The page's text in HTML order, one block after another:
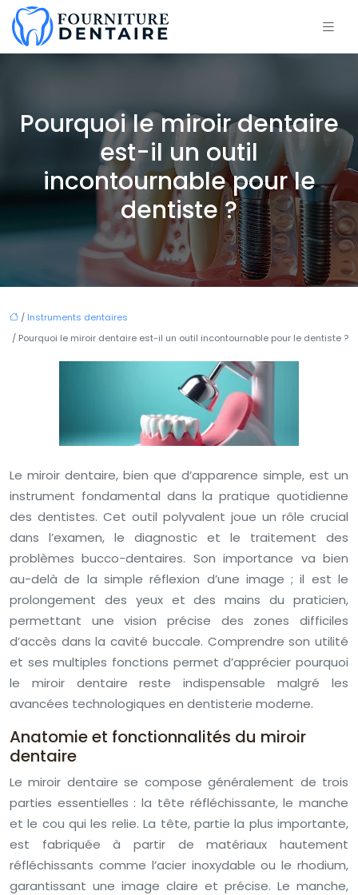
Pourquoi le miroir dentaire
est-il un outil
incontournable pour le
dentiste ?
/ Instruments dentaires
/ Pourquoi le miroir dentaire est-il un outil incontournable pour le dentiste ?
Le miroir dentaire, bien que d’apparence simple, est un
instrument fondamental dans la pratique quotidienne
des dentistes. Cet outil polyvalent joue un rôle crucial
dans l’examen, le diagnostic et le traitement des
problèmes bucco-dentaires. Son importance va bien
au-delà de la simple réflexion d’une image ; il est le
prolongement des yeux et des mains du praticien,
permettant une vision précise des zones difficiles
d’accès dans la cavité buccale. Comprendre son utilité
et ses multiples fonctions permet d’apprécier pourquoi
le miroir dentaire reste indispensable malgré les
avancées technologiques en dentisterie moderne.
Anatomie et fonctionnalités du miroir
dentaire
Le miroir dentaire se compose généralement de trois
parties essentielles : la tête réfléchissante, le manche
et le cou qui les relie. La tête, partie la plus importante,
est fabriquée à partir de matériaux hautement
réfléchissants comme l’acier inoxydable ou le rhodium,
garantissant une image claire et précise. Le manche,